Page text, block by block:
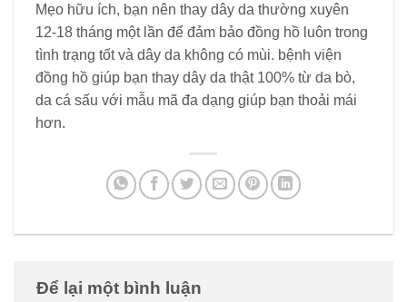
Mẹo hữu ích, bạn nên thay dây da thường xuyên
12-18 tháng một lần để đảm bảo đồng hồ luôn trong
tình trạng tốt và dây da không có mùi. bệnh viện
đồng hồ giúp bạn thay dây da thật 100% từ da bò,
da cá sấu với mẫu mã đa dạng giúp bạn thoải mái
hơn.
Để lại một bình luận